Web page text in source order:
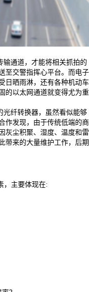
输通道，才能将相关抓拍的
至交警指挥心平台。而电子
日晒雨淋，还有各种机动车
的以太网通道就变得尤为重
光纤转换器，虽然看似能够
作发现，由于传统低端的商
灰尘积聚、湿度、温度和雷
带来的大量维护工作，后期
，主要体现在: